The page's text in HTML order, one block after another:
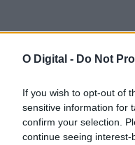
O Digital - Do Not
If you wish to opt-out of
sensitive information for
confirm your selection.
continue seeing